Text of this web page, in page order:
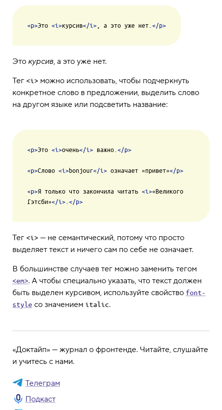
<p>Это <i >курсив</i > , а это уже нет. </p>
Это курсив, а это уже нет.
Тег <i> можно использовать, чтобы подчеркнуть
конкретное слово в предложении, выделить слово
на другом языке или подсветить название:
<p>Это <i >очень</i > важно. </p>
<p>Слово <i >bonjour</i > означает «привет»</p>
<p>Я только что закончила читать <i >«Великого
Гэтсби»</i > </p>
Тег <i> — не семантический, потому что просто
выделяет текст и ничего сам по себе не означает.
В большинстве случаев тег можно заменить тегом
<em>. А чтобы специально указать, что текст должен
быть выделен курсивом, используйте свойство font-
style со значением italic.
«Доктайп» — журнал о фронтенде. Читайте, слушайте
и учитесь с нами.
Телеграм
Подкаст